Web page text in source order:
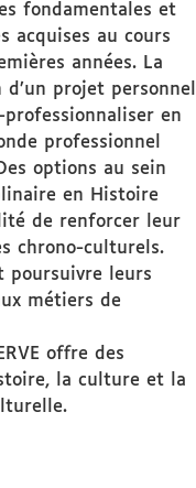
fondamentales et
acquises au cours
années. La
projet personnel
professionnaliser en
professionnel
options au sein
en Histoire
de renforcer leur
chrono-culturels.
poursuivre leurs
métiers de
offre des
la culture et la